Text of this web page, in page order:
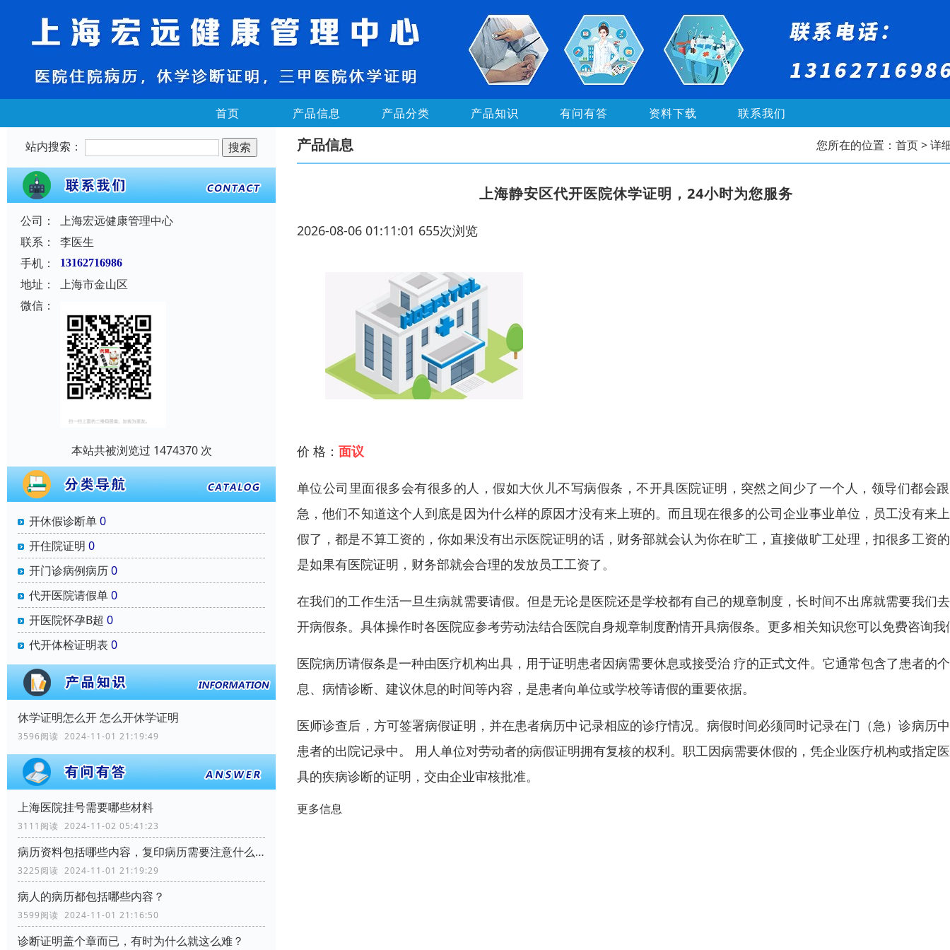
首页 产品信息 产品分类 产品知识 有问有答 资料下载 联系我们
站内搜索：
公司：
上海宏远健康管理中心
联系：
李医生
手机：
13162716986
地址：
上海市金山区
微信：
本站共被浏览过 1474370 次
开休假诊断单0
开住院证明 0
开门诊病例病历0
代开医院请假单0
开医院怀孕B超 0
代开体检证明表 0
休学证明怎么开 怎么开休学证明
3596阅读 2024-11-01 21:19:49
上海医院挂号需要哪些材料
3111阅读 2024-11-02 05:41:23
病历资料包括哪些内容，复印病历需要注意什么？
3225阅读 2024-11-01 21:19:29
病人的病历都包括哪些内容？
3599阅读 2024-11-01 21:16:50
诊断证明盖个章而已，有时为什么就这么难？
产品信息 您所在的位置： 首页> 详
上海静安区代开医院休学证明，24小时为您服务
2026-08-06 01:11:01 655次浏览
价 格： 面议
单位公司里面很多会有很多的人，假如大伙儿不写病假条，不开具医院证明，突然之间少了一个人，领导们都会
急，他们不知道这个人到底是因为什么样的原因才没有来上班的。而且现在很多的公司企业事业单位，员工没有来
假了，都是不算工资的，你如果没有出示医院证明的话，财务部就会认为你在旷工，直接做旷工处理，扣很多工资
是如果有医院证明，财务部就会合理的发放员工工资了。
在我们的工作生活一旦生病就需要请假。但是无论是医院还是学校都有自己的规章制度，长时间不出席就需要我们
开病假条。具体操作时各医院应参考劳动法结合医院自身规章制度酌情开具病假条。更多相关知识您可以免费咨询我
医院病历请假条是一种由医疗机构出具，用于证明患者因病需要休息或接受治 疗的正式文件。它通常包含了患者的
息、病情诊断、建议休息的时间等内容，是患者向单位或学校等请假的重要依据。
医师诊查后，方可签署病假证明，并在患者病历中记录相应的诊疗情况。病假时间必须同时记录在门（急）诊病历
患者的出院记录中。 用人单位对劳动者的病假证明拥有复核的权利。职工因病需要休假的，凭企业医疗机构或指定
具的疾病诊断的证明，交由企业审核批准。
更多信息